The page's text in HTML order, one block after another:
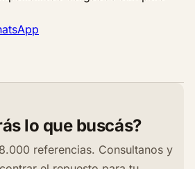
lo que buscás?
referencias. Consultanos y